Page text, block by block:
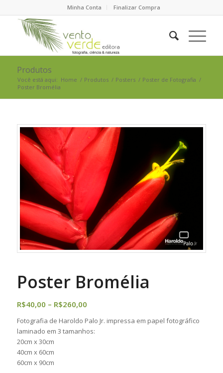
Minha Conta Finalizar Compra
Produtos
Você está aqui: Home / Produtos / Posters / Poster de Fotografia /
Poster Bromélia
Poster Bromélia
R$40,00 – R$260,00Faixa
preço:
Fotografia de Haroldo Palo Jr. impressa em papel fotográfico
laminado em 3 tamanhos:
20cm x 30cm
40cm x 60cm
60cm x 90cm